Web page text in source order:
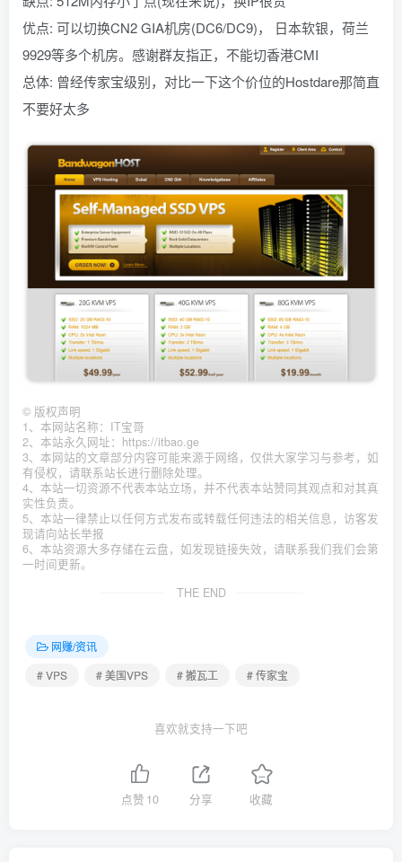
优点: 可以切换CN2 GIA机房(DC6/DC9)， 日本软银，荷兰
9929等多个机房。感谢群友指正，不能切香港CMI
总体: 曾经传家宝级别，对比一下这个价位的Hostdare那简直
不要好太多
© 版权声明
1、本网站名称：IT宝哥
2、本站永久网址：https://itbao.ge
3、本网站的文章部分内容可能来源于网络，仅供大家学习与参考，如
有侵权，请联系站长进行删除处理。
4、本站一切资源不代表本站立场，并不代表本站赞同其观点和对其真
实性负责。
5、本站一律禁止以任何方式发布或转载任何违法的相关信息，访客发
现请向站长举报
6、本站资源大多存储在云盘，如发现链接失效，请联系我们我们会第
一时间更新。
THE END
网赚/资讯
# VPS
# 美国VPS # 搬瓦工 # 传家宝
喜欢就支持一下吧
点赞 10 分享 收藏